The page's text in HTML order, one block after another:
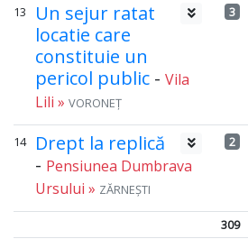
13
Un sejur ratat
locatie care
constituie un
pericol public- Vila
Lili » VORONEȚ
3
14
Drept la replică
- Pensiunea Dumbrava
Ursului » ZĂRNEȘTI
2
309